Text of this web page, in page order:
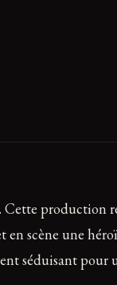
Cette production
scène une
séduisant pour